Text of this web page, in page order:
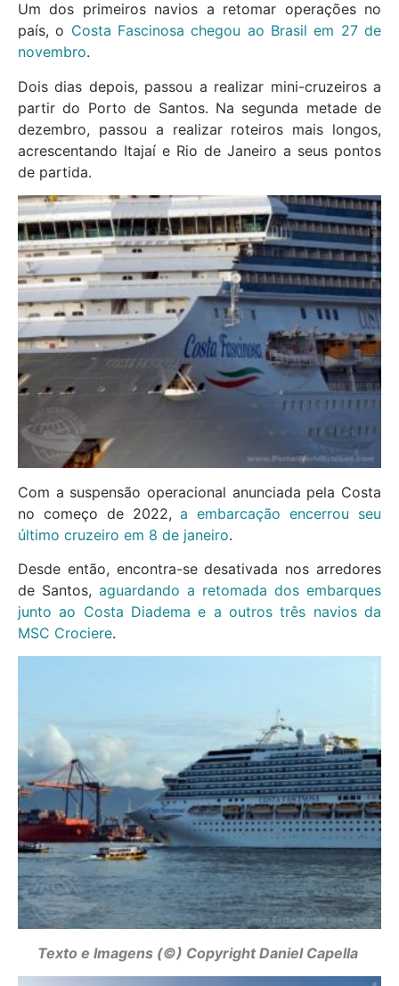
Um dos primeiros navios a retomar operações no
país, o Costa Fascinosa chegou ao Brasil em 27 de
novembro.
Dois dias depois, passou a realizar mini-cruzeiros a
partir do Porto de Santos. Na segunda metade de
dezembro, passou a realizar roteiros mais longos,
acrescentando Itajaí e Rio de Janeiro a seus pontos
de partida.
Com a suspensão operacional anunciada pela Costa
no começo de 2022,a embarcação encerrou seu
último cruzeiro em 8 de janeiro.
Desde então, encontra-se desativada nos arredores
de Santos, aguardando a retomada dos embarques
junto ao Costa Diadema e a outros três navios da
MSC Crociere.
Texto e Imagens (©) Copyright Daniel Capella